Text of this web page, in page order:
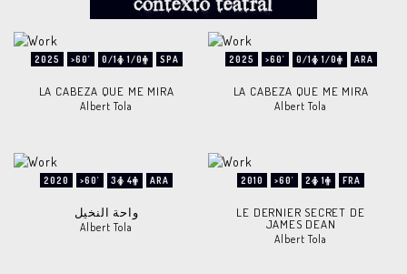
2025 >60' 0/1 1/0 SPA
LA CABEZA QUE ME MIRA
Albert Tola
2025 >60' 0/1 1/0 ARA
LA CABEZA QUE ME MIRA
Albert Tola
2020 >60' 3 4 ARA
واحة النخيل
Albert Tola
2010 >60' 2 1 FRA
LE DERNIER SECRET DE
JAMES DEAN
Albert Tola